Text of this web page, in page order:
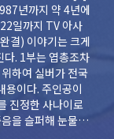
년까지 약 4년에
일까지 TV 아사
크게
. 1부는 엽총조차
하여 실버가 전국
용이다. 주인공이
진정한 사나이로
을 슬퍼해 눈물을